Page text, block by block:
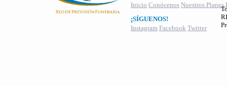
Inicio Conócenos Nuestros Planes
¡SÍGUENOS!
Instagram Facebook Twitter